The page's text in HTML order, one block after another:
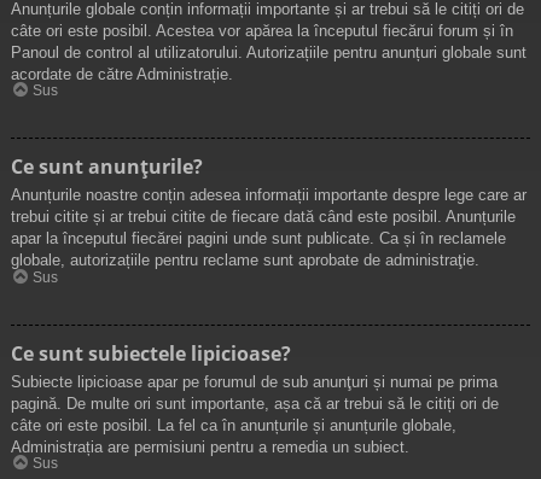
Anunțurile globale conțin informații importante și ar trebui să le citiți ori de
câte ori este posibil. Acestea vor apărea la începutul fiecărui forum și în
Panoul de control al utilizatorului. Autorizațiile pentru anunțuri globale sunt
acordate de către Administrație.
Sus
Ce sunt anunţurile?
Anunțurile noastre conțin adesea informații importante despre lege care ar
trebui citite și ar trebui citite de fiecare dată când este posibil. Anunțurile
apar la începutul fiecărei pagini unde sunt publicate. Ca și în reclamele
globale, autorizațiile pentru reclame sunt aprobate de administraţie.
Sus
Ce sunt subiectele lipicioase?
Subiecte lipicioase apar pe forumul de sub anunţuri și numai pe prima
pagină. De multe ori sunt importante, așa că ar trebui să le citiți ori de
câte ori este posibil. La fel ca în anunțurile și anunțurile globale,
Administrația are permisiuni pentru a remedia un subiect.
Sus